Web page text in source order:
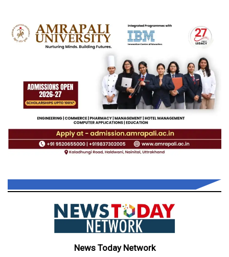
News Today Network